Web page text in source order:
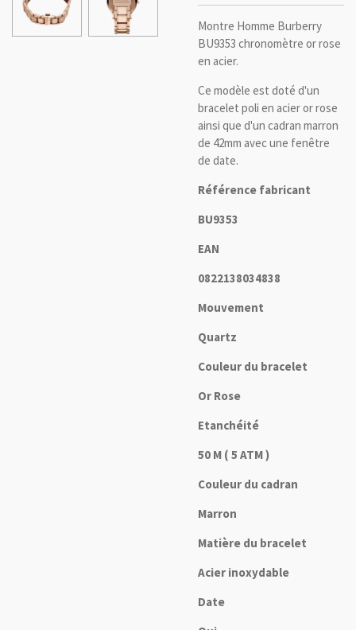
Montre Homme Burberry
BU9353 chronomètre or rose
en acier.
Ce modèle est doté d'un
bracelet poli en acier or rose
ainsi que d'un cadran marron
de 42mm avec une fenêtre
de date.
Référence fabricant
BU9353
EAN
0822138034838
Mouvement
Quartz
Couleur du bracelet
Or Rose
Etanchéité
50 M ( 5 ATM )
Couleur du cadran
Marron
Matière du bracelet
Acier inoxydable
Date